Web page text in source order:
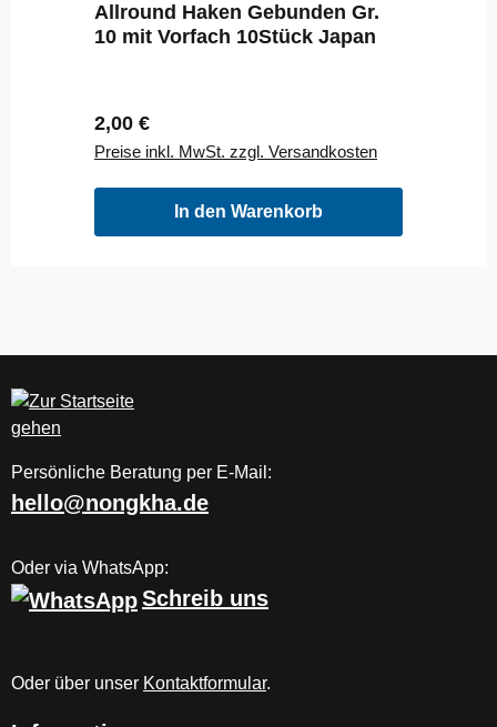
Allround Haken Gebunden Gr.
10 mit Vorfach 10Stück Japan
Regulärer Preis:
2,00 €
Preise inkl. MwSt. zzgl. Versandkosten
In den Warenkorb
Persönliche Beratung per E-Mail:
hello@nongkha.de
Oder via WhatsApp:
Schreib uns
Oder über unser Kontaktformular.